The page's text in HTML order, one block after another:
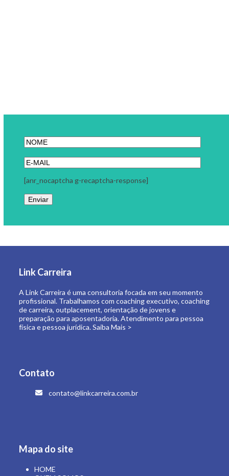
de carreira, outplacement, orientação de jovens e
Contato
contato@linkcarreira.com.br
Mapa do site
ARTIGOS
ÁREA RESTRITA